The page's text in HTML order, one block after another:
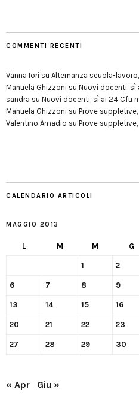
COMMENTI RECENTI
Vanna Iori su Alternanza scuola-
Manuela Ghizzoni su Nuovi docenti, sì
sandra su Nuovi docenti, sì ai 24 Cfu
Manuela Ghizzoni su Prove
Valentino Amadio su Prove
CALENDARIO ARTICOLI
MAGGIO 2013
L M M G
1 2
6 7 8 9
13 14 15 16
20 21 22 23
27 28 29 30
« Apr Giu »